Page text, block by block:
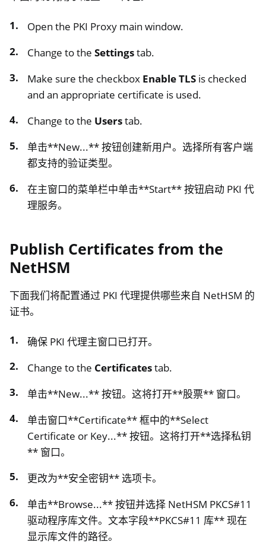
Open the PKI Proxy main window.
Change to the Settingstab.
Make sure the checkbox Enable TLS is checked
and an appropriate certificate is used.
Change to the Userstab.
单击**New...** 按钮创建新用户。选择所有客户端
都支持的验证类型。
在主窗口的菜单栏中单击**Start** 按钮启动 PKI 代
理服务。
Publish Certificates from the
NetHSM
下面我们将配置通过 PKI 代理提供哪些来自 NetHSM 的
证书。
确保 PKI 代理主窗口已打开。
Change to the Certificatestab.
单击**New...** 按钮。这将打开**股票** 窗口。
单击窗口**Certificate** 框中的**Select
Certificate or Key...** 按钮。这将打开**选择私钥
** 窗口。
更改为**安全密钥** 选项卡。
单击**Browse...** 按钮并选择 NetHSM PKCS#11
驱动程序库文件。文本字段**PKCS#11 库** 现在
显示库文件的路径。